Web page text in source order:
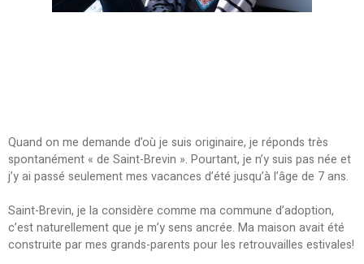
Quand on me demande d’où je suis originaire, je réponds très
spontanément « de Saint-Brevin ». Pourtant, je n’y suis pas née et
j’y ai passé seulement mes vacances d’été jusqu’à l’âge de 7 ans.
Saint-Brevin, je la considère comme ma commune d’adoption,
c’est naturellement que je m’y sens ancrée. Ma maison avait été
construite par mes grands-parents pour les retrouvailles estivales!